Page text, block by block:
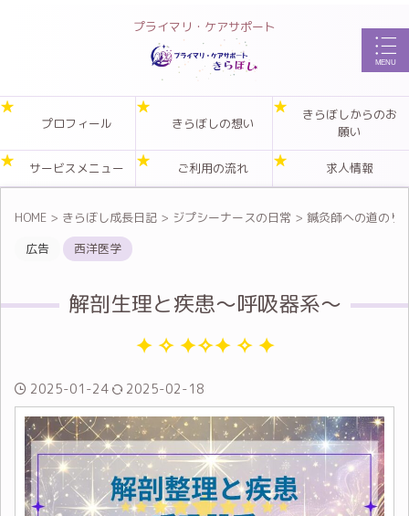
プライマリ・ケアサポート
プロフィール きらぼしの想い
きらぼしからのお
願い
サービスメニュー ご利用の流れ 求人情報
HOME > きらぼし成長日記 > ジプシーナースの日常 > 鍼灸師への道のり
広告
西洋医学
解剖生理と疾患～呼吸器系～
2025-01-24 2025-02-18